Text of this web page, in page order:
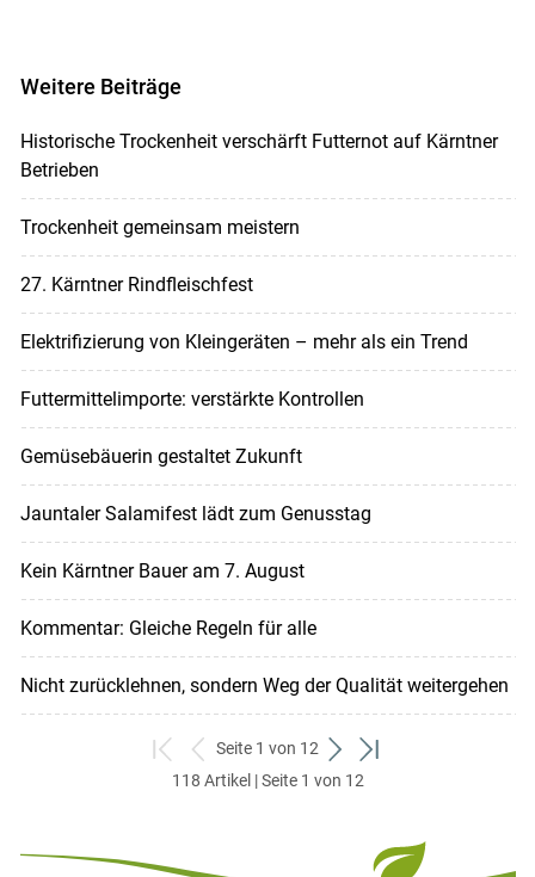
Weitere Beiträge
Historische Trockenheit verschärft Futternot auf Kärntner
Betrieben
Trockenheit gemeinsam meistern
27. Kärntner Rindfleischfest
Elektrifizierung von Kleingeräten – mehr als ein Trend
Futtermittelimporte: verstärkte Kontrollen
Gemüsebäuerin gestaltet Zukunft
Jauntaler Salamifest lädt zum Genusstag
Kein Kärntner Bauer am 7. August
Kommentar: Gleiche Regeln für alle
Nicht zurücklehnen, sondern Weg der Qualität weitergehen
zum
ersten
zurück
zum
Seite 1 von 12
weiter
zum
zum
118 Artikel | Seite 1 von 12